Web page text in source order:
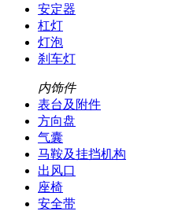
安定器
杠灯
灯泡
刹车灯
内饰件
表台及附件
方向盘
气囊
马鞍及挂挡机构
出风口
座椅
安全带